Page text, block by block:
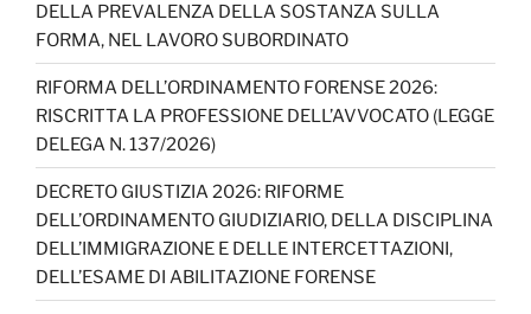
a
n
n
el
DELLA PREVALENZA DELLA SOSTANZA SULLA
FORMA, NEL LAVORO SUBORDINATO
RIFORMA DELL’ORDINAMENTO FORENSE 2026:
RISCRITTA LA PROFESSIONE DELL’AVVOCATO (LEGGE
DELEGA N. 137/2026)
DECRETO GIUSTIZIA 2026: RIFORME
DELL’ORDINAMENTO GIUDIZIARIO, DELLA DISCIPLINA
DELL’IMMIGRAZIONE E DELLE INTERCETTAZIONI,
DELL’ESAME DI ABILITAZIONE FORENSE